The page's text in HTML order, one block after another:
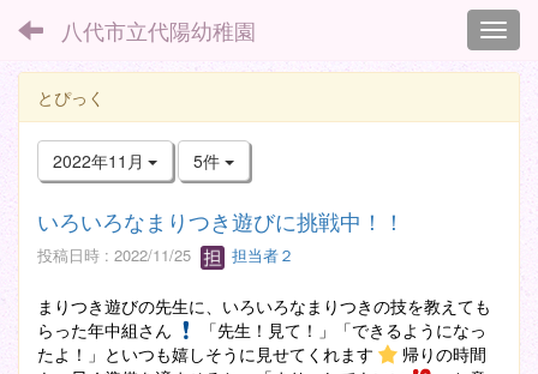
八代市立代陽幼稚園
とぴっく
2022年11月 5件
いろいろなまりつき遊びに挑戦中！！
投稿日時 : 2022/11/25 担当者２
まりつき遊びの先生に、いろいろなまりつきの技を教えても
らった年中組さん
「先生！見て！」「できるようになっ
たよ！」といつも嬉しそうに見せてくれます
帰りの時間